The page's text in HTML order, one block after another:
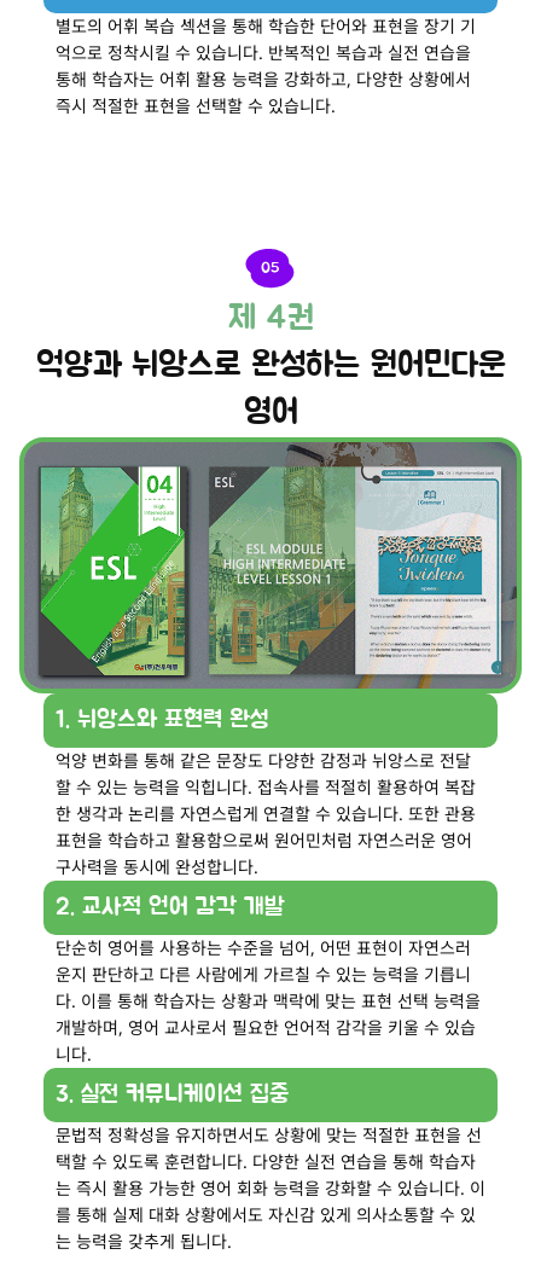
별도의 어휘 복습 섹션을 통해 학습한 단어와 표현을 장기 기
억으로 정착시킬 수 있습니다. 반복적인 복습과 실전 연습을
통해 학습자는 어휘 활용 능력을 강화하고, 다양한 상황에서
즉시 적절한 표현을 선택할 수 있습니다.
05
제 4권
억양과 뉘앙스로 완성하는 원어민다운
영어
1. 뉘앙스와 표현력 완성
억양 변화를 통해 같은 문장도 다양한 감정과 뉘앙스로 전달
할 수 있는 능력을 익힙니다. 접속사를 적절히 활용하여 복잡
한 생각과 논리를 자연스럽게 연결할 수 있습니다. 또한 관용
표현을 학습하고 활용함으로써 원어민처럼 자연스러운 영어
구사력을 동시에 완성합니다.
2. 교사적 언어 감각 개발
단순히 영어를 사용하는 수준을 넘어, 어떤 표현이 자연스러
운지 판단하고 다른 사람에게 가르칠 수 있는 능력을 기릅니
다. 이를 통해 학습자는 상황과 맥락에 맞는 표현 선택 능력을
개발하며, 영어 교사로서 필요한 언어적 감각을 키울 수 있습
니다.
3. 실전 커뮤니케이션 집중
문법적 정확성을 유지하면서도 상황에 맞는 적절한 표현을 선
택할 수 있도록 훈련합니다. 다양한 실전 연습을 통해 학습자
는 즉시 활용 가능한 영어 회화 능력을 강화할 수 있습니다. 이
를 통해 실제 대화 상황에서도 자신감 있게 의사소통할 수 있
는 능력을 갖추게 됩니다.